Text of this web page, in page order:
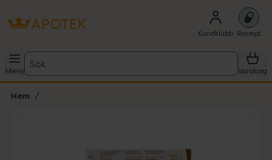
Kundklubb Recept
Meny
Sök
Varukorg
Hem